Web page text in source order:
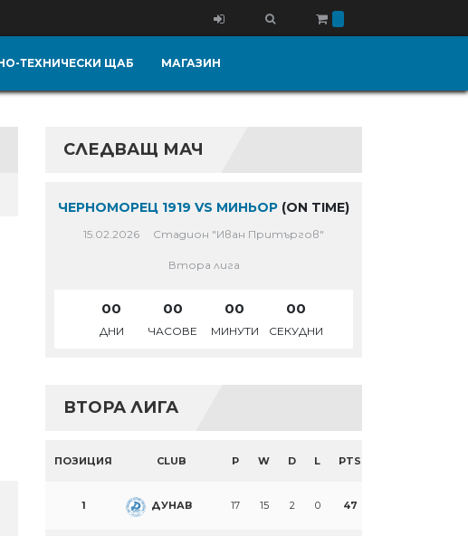
ТЕХНИЧЕСКИ ЩАБ МАГАЗИН
СЛЕДВАЩ МАЧ
ЧЕРНОМОРЕЦ 1919 VS МИНЬОР (ON TIME)
15.02.2026 Стадион "Иван Притъргов"
Втора лига
00
ДНИ
00
ЧАСОВЕ
00
МИНУТИ
00
СЕКУДНИ
ВТОРА ЛИГА
ПОЗИЦИЯ CLUB P W D L PTS
1 ДУНАВ 17 15 2 0 47